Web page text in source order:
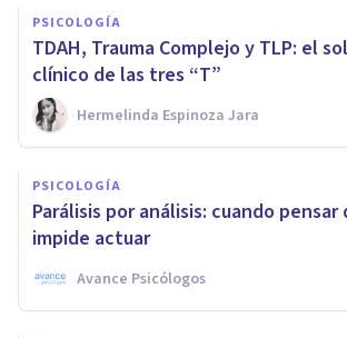
PSICOLOGÍA
TDAH, Trauma Complejo y TLP: el
clínico de las tres “T”
Hermelinda Espinoza Jara
PSICOLOGÍA
Parálisis por análisis: cuando
impide actuar
Avance Psicólogos